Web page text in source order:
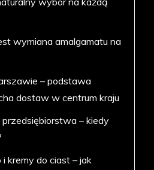
wymiana amalgamatu na
– podstawa
dostaw w centrum kraju
przedsiębiorstwa – kiedy
kremy do ciast – jak